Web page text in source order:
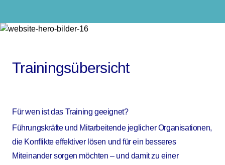
Trainingsübersicht
Für wen ist das Training geeignet?
Führungskräfte und Mitarbeitende jeglicher Organisationen,
die Konflikte effektiver lösen und für ein besseres
Miteinander sorgen möchten – und damit zu einer